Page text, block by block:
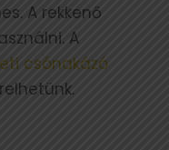
A rekkenő
A
csónakázó